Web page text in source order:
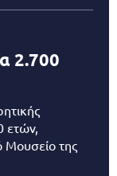
2.700
ετών,
Μουσείο της